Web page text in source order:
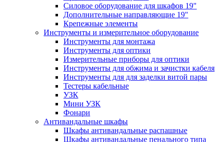
Силовое оборудование для шкафов 19"
Дополнительные направляющие 19"
Крепежные элементы
Инструменты и измерительное оборудование
Инструменты для монтажа
Инструменты для оптики
Измерительные приборы для оптики
Инструменты для обжима и зачистки кабеля
Инструменты для для заделки витой пары
Тестеры кабельные
УЗК
Мини УЗК
Фонари
Антивандальные шкафы
Шкафы антивандальные распашные
Шкафы антивандальные пенального типа